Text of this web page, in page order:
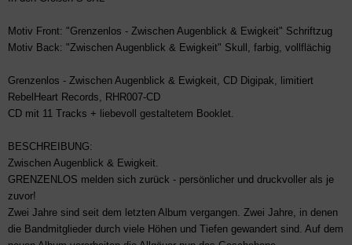
Motiv Front: "Grenzenlos - Zwischen Augenblick & Ewigkeit" Schriftzug
Motiv Back: "Zwischen Augenblick & Ewigkeit" Skull, farbig, vollflächig
Grenzenlos - Zwischen Augenblick & Ewigkeit, CD Digipak, limitiert
RebelHeart Records, RHR007-CD
CD mit 11 Tracks + liebevoll gestaltetem Booklet.
BESCHREIBUNG:
Zwischen Augenblick & Ewigkeit.
GRENZENLOS melden sich zurück - persönlicher und druckvoller als je
zuvor!
Zwei Jahre sind seit dem letzten Album vergangen. Zwei Jahre, in denen
die Bandmitglieder durch viele Höhen und Tiefen gewandert sind. Auf dem